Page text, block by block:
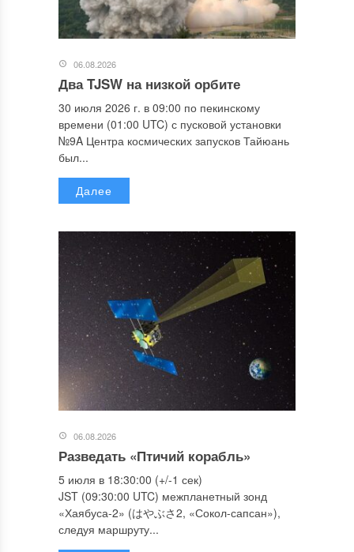
06.08.2026
Два TJSW на низкой орбите
30 июля 2026 г. в 09:00 по пекинскому
времени (01:00 UTC) с пусковой установки
№9A Центра космических запусков Тайюань
был...
Далее
06.08.2026
Разведать «Птичий корабль»
5 июля в 18:30:00 (+/-1 сек)
JST (09:30:00 UTC) межпланетный зонд
«Хаябуса-2» (はやぶさ2, «Сокол-сапсан»),
следуя маршруту...